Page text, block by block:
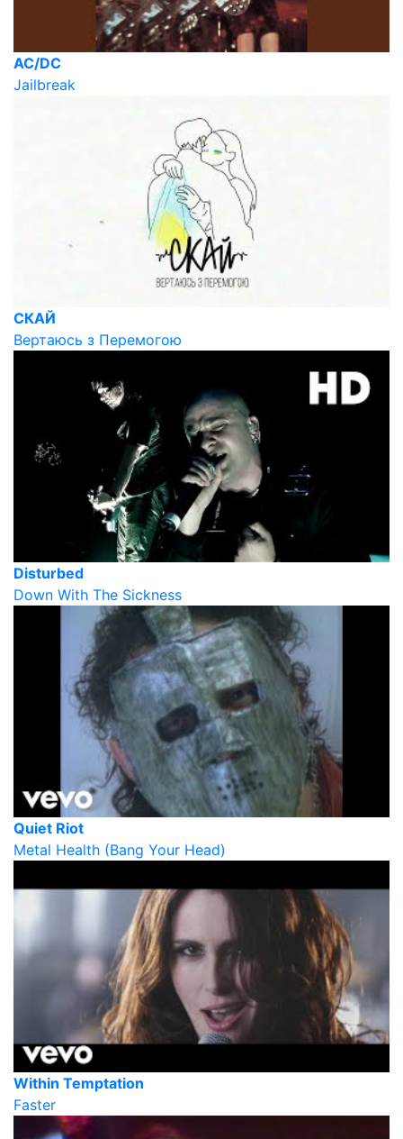
AC/DC
Jailbreak
СКАЙ
Вертаюсь з Перемогою
Disturbed
Down With The Sickness
Quiet Riot
Metal Health (Bang Your Head)
Within Temptation
Faster